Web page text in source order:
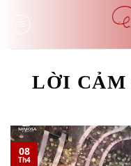
LỜI CẢM
08
Th4